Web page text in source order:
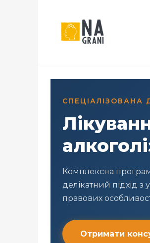
СПЕЦІАЛІЗОВАНА
Комплексна
делікатний підхід з
правових
Отримати